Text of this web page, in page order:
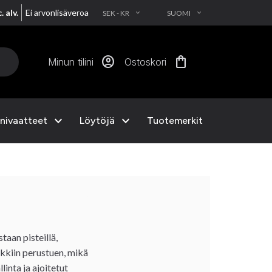
alv. Ei arvonlisäveroa SEK - KR EXPAND_MORE SUOMI EXPAND_MORE
Minun tilini account_circle Ostoskori shopping_bag
expand_more Löytöjä expand_more Tuotemerkit
pisteillä,
perustuen, mikä
ja ajoitetut